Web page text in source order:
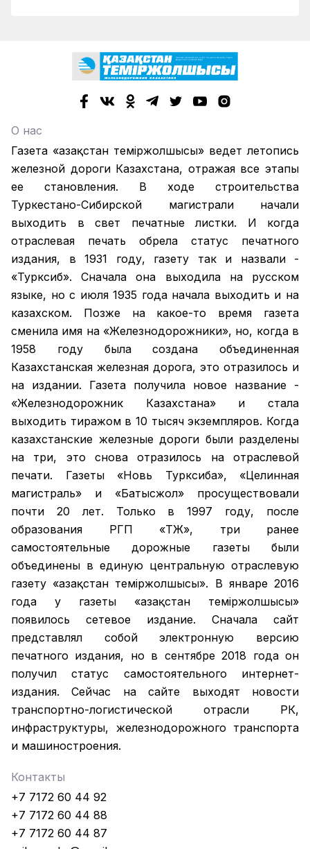
О нас
Газета «Қазақстан теміржолшысы» ведет летопись
железной дороги Казахстана, отражая все этапы
ее становления. В ходе строительства
Туркестано-Сибирской магистрали начали
выходить в свет печатные листки. И когда
отраслевая печать обрела статус печатного
издания, в 1931 году, газету так и назвали -
«Турксиб». Сначала она выходила на русском
языке, но с июля 1935 года начала выходить и на
казахском. Позже на какое-то время газета
сменила имя на «Железнодорожники», но, когда в
1958 году была создана объединенная
Казахстанская железная дорога, это отразилось и
на издании. Газета получила новое название -
«Железнодорожник Казахстана» и стала
выходить тиражом в 10 тысяч экземпляров. Когда
казахстанские железные дороги были разделены
на три, это снова отразилось на отраслевой
печати. Газеты «Новь Турксиба», «Целинная
магистраль» и «Батысжол» просуществовали
почти 20 лет. Только в 1997 году, после
образования РГП «ҚТЖ», три ранее
самостоятельные дорожные газеты были
объединены в единую центральную отраслевую
газету «Қазақстан темiржолшысы». В январе 2016
года у газеты «Қазақстан теміржолшысы»
появилось сетевое издание. Сначала сайт
представлял собой электронную версию
печатного издания, но в сентябре 2018 года он
получил статус самостоятельного интернет-
издания. Сейчас на сайте выходят новости
транспортно-логистической отрасли РК,
инфраструктуры, железнодорожного транспорта
и машиностроения.
Контакты
+7 7172 60 44 92
+7 7172 60 44 88
+7 7172 60 44 87